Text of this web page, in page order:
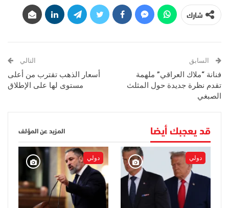
شارك
السابق
فنانة “ملاك العراقي” ملهمة
تقدم نظرة جديدة حول المثلث
الصبغي
التالي
أسعار الذهب تقترب من أعلى
مستوى لها على الإطلاق
قد يعجبك أيضا المزيد عن المؤلف
دولي دولي